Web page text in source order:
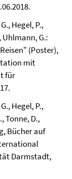
Hegel, P.,
Uhlmann, G.:
(Poster),
mit
für
Hegel, P.,
Tonne, D.,
Bücher auf
Darmstadt,